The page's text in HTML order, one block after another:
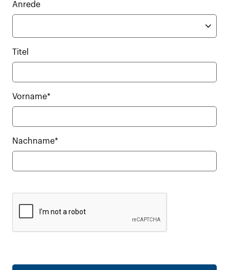
Anrede
Titel
Vorname*
Nachname*